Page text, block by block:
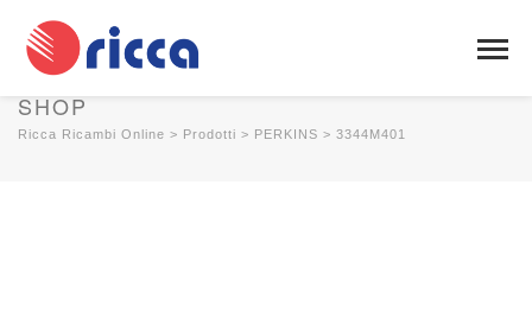
SHOP
Ricca Ricambi Online > Prodotti > PERKINS > 3344M401